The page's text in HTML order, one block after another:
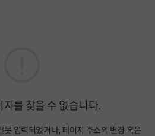
를 찾을 수 없습니다.
입력되었거나, 페이지 주소의 변경 혹은